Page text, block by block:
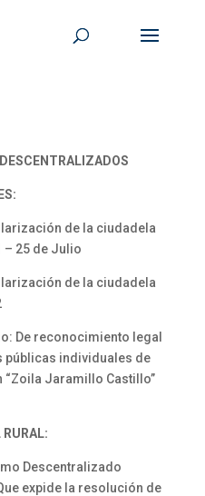
de la ciudadela
– 25 de Julio
de la ciudadela
De reconocimiento legal
públicas individuales de
Jaramillo Castillo”
RURAL:
Descentralizado
expide la resolución de